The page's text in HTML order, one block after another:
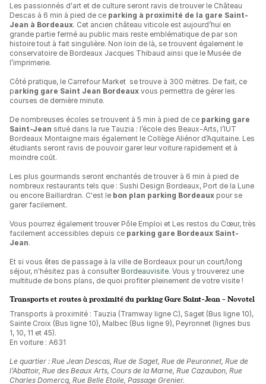
Les passionnés d'art et de culture seront ravis de trouver le Château
Descas à 6 min à pied de ce parking à proximité de la gare Saint-
Jean à Bordeaux. Cet ancien château viticole est aujourd’hui en
grande partie fermé au public mais reste emblématique de par son
histoire tout à fait singulière. Non loin de là, se trouvent également le
conservatoire de Bordeaux Jacques Thibaud ainsi que le Musée de
l’imprimerie.
Côté pratique, le Carrefour Market se trouve à 300 mètres. De fait, ce
parking gare Saint Jean Bordeaux vous permettra de gérer les
courses de dernière minute.
De nombreuses écoles se trouvent à 5 min à pied de ce parking gare
Saint-Jean situé dans la rue Tauzia : l’école des Beaux-Arts, l’IUT
Bordeaux Montaigne mais également le Collège Aliénor d’Aquitaine. Les
étudiants seront ravis de pouvoir garer leur voiture rapidement et à
moindre coût.
Les plus gourmands seront enchantés de trouver à 6 min à pied de
nombreux restaurants tels que : Sushi Design Bordeaux, Port de la Lune
ou encore Baillardran. C'est le bon plan parking Bordeaux pour se
garer facilement.
Vous pourrez également trouver Pôle Emploi et Les restos du Cœur, très
facilement accessibles depuis ce parking gare Bordeaux Saint-
Jean.
Et si vous êtes de passage à la ville de Bordeaux pour un court/long
séjour, n'hésitez pas à consulterBordeauvisite. Vous y trouverez une
multitude de bons plans, de quoi profiter pleinement de votre visite !
Transports et routes à proximité du parking Gare Saint-Jean - Novotel
Transports à proximité : Tauzia (Tramway ligne C), Saget (Bus ligne 10),
Sainte Croix (Bus ligne 10), Malbec (Bus ligne 9), Peyronnet (lignes bus
1, 10, 11 et 45).
En voiture : A631
Le quartier : Rue Jean Descas, Rue de Saget, Rue de Peuronnet, Rue de
l’Abattoir, Rue des Beaux Arts, Cours de la Marne, Rue Cazaubon, Rue
Charles Domercq, Rue Belle Etoile, Passage Grenier.